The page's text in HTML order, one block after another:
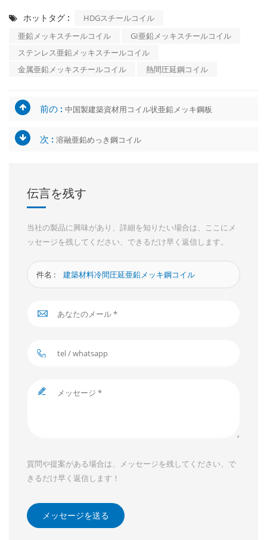
ホットタグ :
HDGスチールコイル
亜鉛メッキスチールコイル
GI亜鉛メッキスチールコイル
ステンレス亜鉛メッキスチールコイル
金属亜鉛メッキスチールコイル
熱間圧延鋼コイル
前の : 中国製建築資材用コイル状亜鉛メッキ鋼板
次 : 溶融亜鉛めっき鋼コイル
伝言を残す
当社の製品に興味があり、詳細を知りたい場合は、ここにメ
ッセージを残してください、できるだけ早く返信します。
件名 : 建築材料冷間圧延亜鉛メッキ鋼コイル
質問や提案がある場合は、メッセージを残してください、で
きるだけ早く返信します！
メッセージを送る